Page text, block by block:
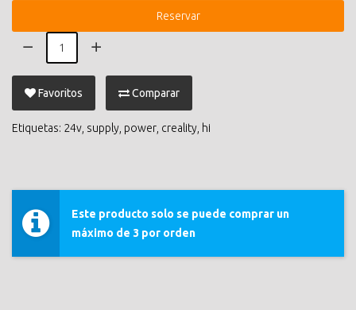
Reservar
Favoritos Comparar
Etiquetas: 24v supply power creality hi
Este producto solo se puede comprar un
máximo de 3 por orden